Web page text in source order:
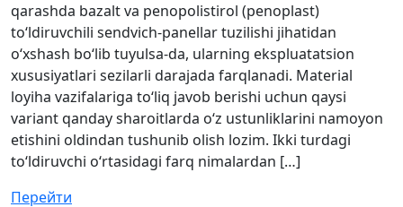
qarashda bazalt va penopolistirol (penoplast)
to‘ldiruvchili sendvich-panellar tuzilishi jihatidan
o‘xshash bo‘lib tuyulsa-da, ularning ekspluatatsion
xususiyatlari sezilarli darajada farqlanadi. Material
loyiha vazifalariga to‘liq javob berishi uchun qaysi
variant qanday sharoitlarda o‘z ustunliklarini namoyon
etishini oldindan tushunib olish lozim. Ikki turdagi
to‘ldiruvchi o‘rtasidagi farq nimalardan […]
Перейти